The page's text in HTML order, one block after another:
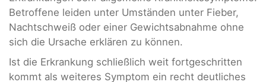
Betroffene leiden unter Umständen unter Fieber,
Nachtschweiß oder einer Gewichtsabnahme ohne
sich die Ursache erklären zu können.
Ist die Erkrankung schließlich weit fortgeschritten
kommt als weiteres Symptom ein recht deutliches